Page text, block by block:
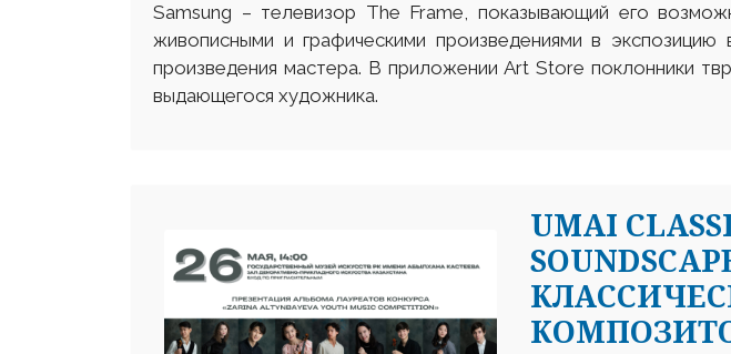
Samsung – телевизор The Frame, показывающий его
живописными и графическими произведениями в
произведения мастера. В приложении Art Store поклонники
выдающегося художника.
UMAI